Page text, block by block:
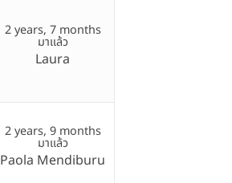
2 years, 7 months
มาแล้ว
Laura
2 years, 9 months
มาแล้ว
Paola Mendiburu